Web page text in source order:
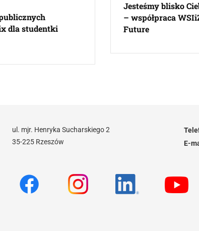
dla studentki
Jesteśmy blisko
– współpraca
Future
ul. mjr. Henryka Sucharskiego 2
35-225 Rzeszów
E-